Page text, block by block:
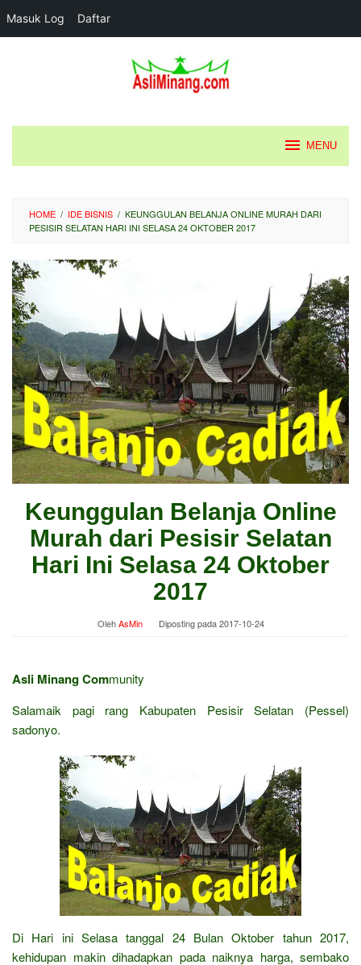
Masuk Log Daftar
MENU
HOME / IDE BISNIS / KEUNGGULAN BELANJA ONLINE MURAH DARI
PESISIR SELATAN HARI INI SELASA 24 OKTOBER 2017
Keunggulan Belanja Online
Murah dari Pesisir Selatan
Hari Ini Selasa 24 Oktober
2017
OlehAsMin Diposting pada2017-10-24
Asli Minang Community
Salamaik pagi rang Kabupaten Pesisir Selatan (Pessel)
sadonyo.
Di Hari ini Selasa tanggal 24 Bulan Oktober tahun 2017,
kehidupan makin dihadapkan pada naiknya harga, sembako